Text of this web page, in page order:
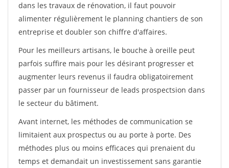
dans les travaux de rénovation, il faut pouvoir
alimenter régulièrement le planning chantiers de son
entreprise et doubler son chiffre d'affaires.
Pour les meilleurs artisans, le bouche à oreille peut
parfois suffire mais pour les désirant progresser et
augmenter leurs revenus il faudra obligatoirement
passer par un fournisseur de leads prospectsion dans
le secteur du bâtiment.
Avant internet, les méthodes de communication se
limitaient aux prospectus ou au porte à porte. Des
méthodes plus ou moins efficaces qui prenaient du
temps et demandait un investissement sans garantie